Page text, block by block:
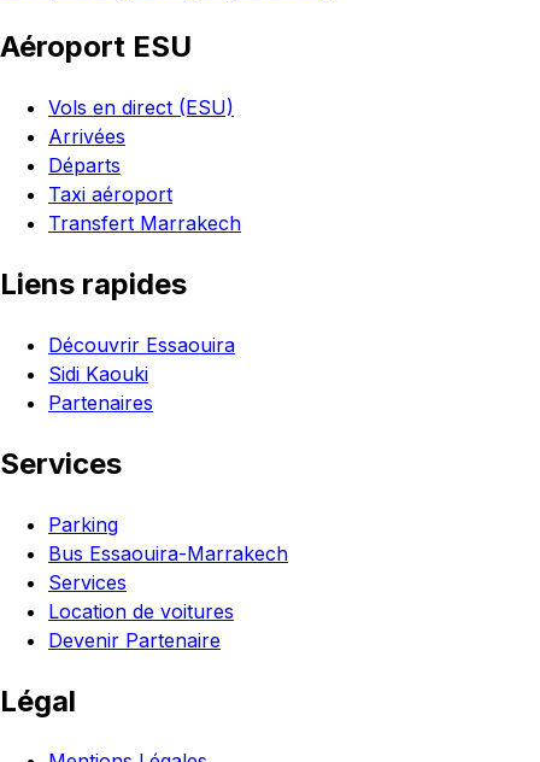
Aéroport ESU
Vols en direct (ESU)
Arrivées
Départs
Taxi aéroport
Transfert Marrakech
Liens rapides
Découvrir Essaouira
Sidi Kaouki
Partenaires
Services
Parking
Bus Essaouira-Marrakech
Services
Location de voitures
Devenir Partenaire
Légal